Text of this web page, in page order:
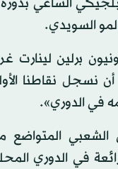
السويدي.
برلين لينارت
نسجل نقاطنا
في الدوري».
الشعبي
في الدوري